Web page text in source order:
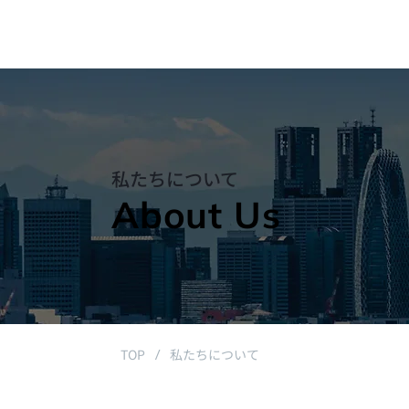
私たちについて
About Us
TOP / 私たちについて